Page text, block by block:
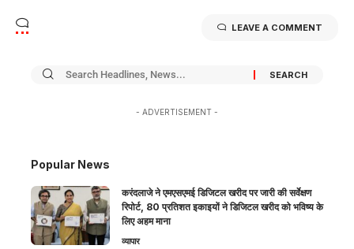
LEAVE A COMMENT
- ADVERTISEMENT -
Popular News
करंदलाजे ने एमएसएमई डिजिटल खरीद पर जारी की सर्वेक्षण
रिपोर्ट, 80 प्रतिशत इकाइयों ने डिजिटल खरीद को भविष्य के
लिए अहम माना
व्यापार